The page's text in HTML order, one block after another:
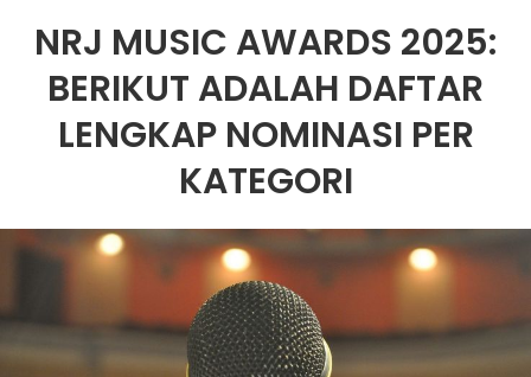
NRJ MUSIC AWARDS 2025:
BERIKUT ADALAH DAFTAR
LENGKAP NOMINASI PER
KATEGORI